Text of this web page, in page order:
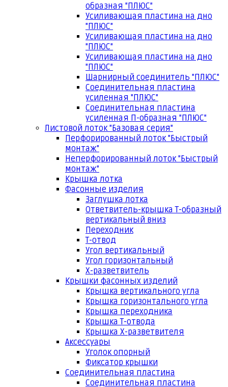
образная "ПЛЮС"
Усиливающая пластина на дно
"ПЛЮС"
Усиливающая пластина на дно
"ПЛЮС"
Усиливающая пластина на дно
"ПЛЮС"
Шарнирный соединитель "ПЛЮС"
Соединительная пластина
усиленная "ПЛЮС"
Соединительная пластина
усиленная П-образная "ПЛЮС"
Листовой лоток "Базовая серия"
Перфорированный лоток "Быстрый
монтаж"
Неперфорированный лоток "Быстрый
монтаж"
Крышка лотка
Фасонные изделия
Заглушка лотка
Ответвитель-крышка Т-образный
вертикальный вниз
Переходник
Т-отвод
Угол вертикальный
Угол горизонтальный
Х-разветвитель
Крышки фасонных изделий
Крышка вертикального угла
Крышка горизонтального угла
Крышка переходника
Крышка Т-отвода
Крышка Х-разветвителя
Аксессуары
Уголок опорный
Фиксатор крышки
Соединительная пластина
Соединительная пластина